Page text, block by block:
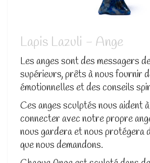
Lapis Lazuli - Ange
Les anges sont des messagers
supérieurs, prêts à nous fournir
émotionnelles et des conseils
Ces anges sculptés nous aident
connecter avec notre propre
nous gardera et nous protégera
que nous demandons.